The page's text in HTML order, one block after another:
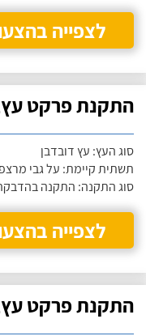
לצפייה
התקנת פרקט
סוג העץ: עץ דובדבן
תשתית קיימת: על גבי
סוג התקנה: התקנה
לצפייה
התקנת פרקט